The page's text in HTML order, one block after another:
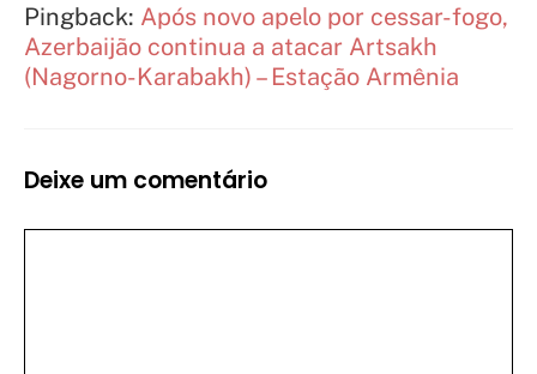
Pingback: Após novo apelo por cessar-fogo,
Azerbaijão continua a atacar Artsakh
(Nagorno-Karabakh) – Estação Armênia
Deixe um comentário